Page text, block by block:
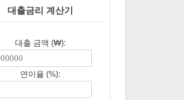
대출금리 계산기
대출 금액 (₩):
연이율 (%):